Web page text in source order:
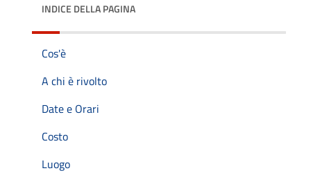
INDICE DELLA PAGINA
Cos'è
A chi è rivolto
Date e Orari
Costo
Luogo